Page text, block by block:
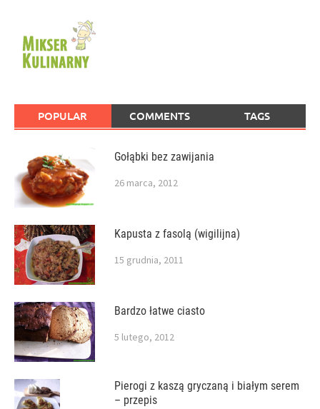
POPULAR COMMENTS TAGS
Gołąbki bez zawijania
26 marca, 2012
Kapusta z fasolą (wigilijna)
15 grudnia, 2011
Bardzo łatwe ciasto
5 lutego, 2012
Pierogi z kaszą gryczaną i białym serem
– przepis